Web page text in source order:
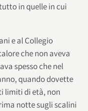
in quelle in cui
e al Collegio
che non aveva
spesso che nel
quando dovette
limiti di età, non
notte sugli scalini